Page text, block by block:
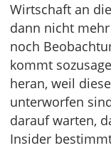
Wirtschaft an
dann nicht
noch
kommt
heran, weil
unterworfen
darauf warten,
Insider